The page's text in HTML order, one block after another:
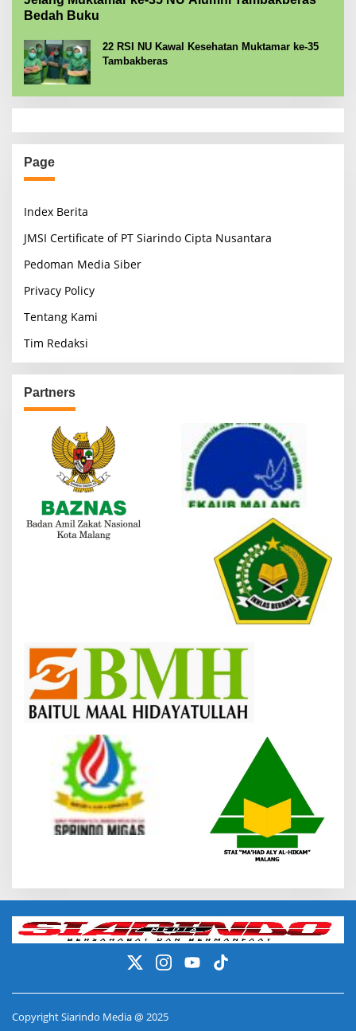
Bedah Buku
22 RSI NU Kawal Kesehatan Muktamar ke-35
Tambakberas
Page
Index Berita
JMSI Certificate of PT Siarindo Cipta Nusantara
Pedoman Media Siber
Privacy Policy
Tentang Kami
Tim Redaksi
Partners
Copyright Siarindo Media @ 2025